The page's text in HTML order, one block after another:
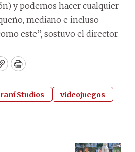
y podemos hacer cualquier
mediano e incluso
este’’, sostuvo el director.
CopyPrint
Studios videojuegos